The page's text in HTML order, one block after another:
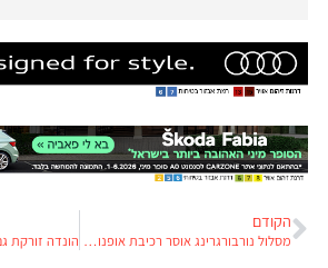
הקודם
מסלול נורבורגרינג אוסר רכיבת אופנועים פרטיים. וגם: אופנוענים מכורים לגבס